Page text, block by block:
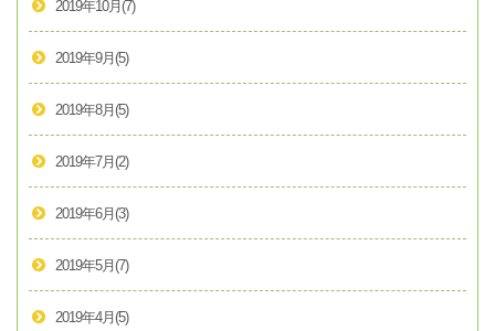
2019年10月 (7)
2019年9月 (5)
2019年8月 (5)
2019年7月 (2)
2019年6月 (3)
2019年5月 (7)
2019年4月 (5)